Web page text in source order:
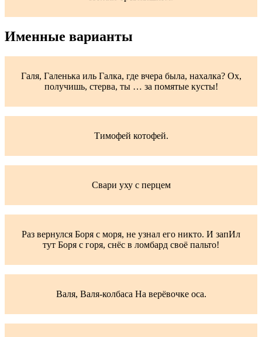
Именные варианты
Галя, Галенька иль Галка, где вчера была, нахалка? Ох,
получишь, стерва, ты … за помятые кусты!
Тимофей котофей.
Свари уху с перцем
Раз вернулся Боря с моря, не узнал его никто. И запИл
тут Боря с горя, снёс в ломбард своё пальто!
Валя, Валя-колбаса На верёвочке оса.